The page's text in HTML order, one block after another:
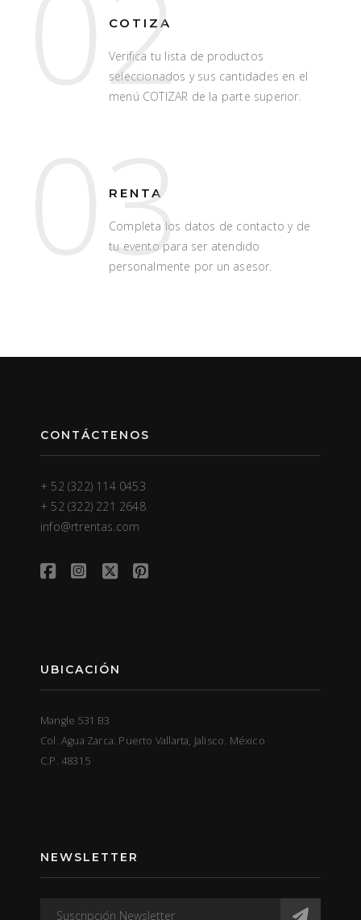
COTIZA
Verifica tu lista de productos
seleccionados y sus cantidades en el
menú COTIZAR de la parte superior.
03
RENTA
Completa los datos de contacto y de
tu evento para ser atendido
personalmente por un asesor.
CONTÁCTENOS
+ 52 (322) 114 0453
+ 52 (322) 221 2648
info@rtrentas.com
UBICACIÓN
Mangle 531 B3
Col. Agua Zarca. Puerto Vallarta, Jalisco. México
C.P. 48315
NEWSLETTER